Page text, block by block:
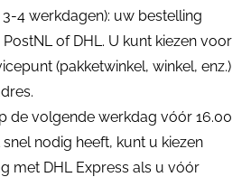
4 werkdagen): uw bestelling
of DHL. U kunt kiezen voor
(pakketwinkel, winkel, enz.)
de volgende werkdag vóór 16.00
nodig heeft, kunt u kiezen
met DHL Express als u vóór